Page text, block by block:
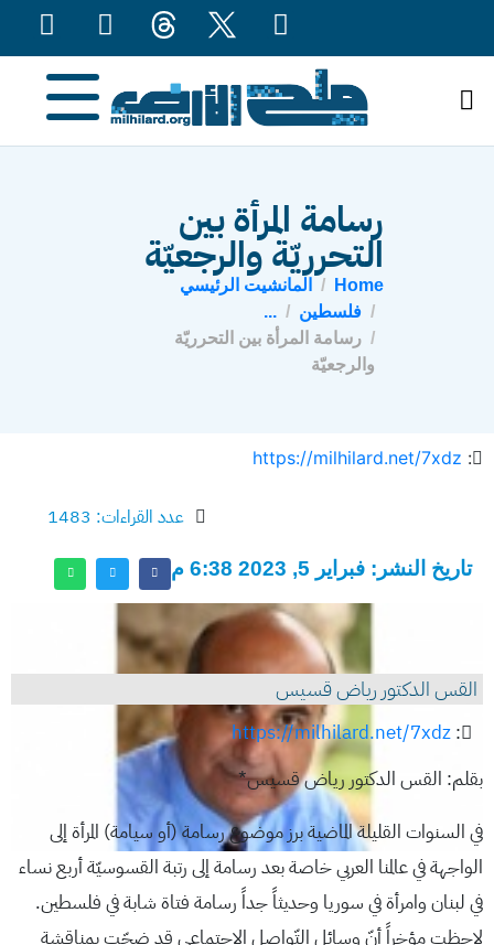
رسامة المرأة بين
التحرريّة والرجعيّة
Home
المانشيت الرئيسي
فلسطين
...
رسامة المرأة بين التحرريّة
والرجعيّة
:
https://milhilard.net/7xdz
عدد القراءات: 1483
تاريخ النشر: فبراير 5, 2023 6:38 م
القس الدكتور رياض قسيس
:
https://milhilard.net/7xdz
بقلم: القس الدكتور رياض قسيس*
في السنوات القليلة الماضية برز موضوع رسامة (أو سيامة) المرأة إلى
الواجهة في عالمنا العربي خاصة بعد رسامة إلى رتبة القسوسيّة أربع نساء
في لبنان وامرأة في سوريا وحديثاً جداً رسامة فتاة شابة في فلسطين.
لاحظت مؤخراً أنّ وسائل التّواصل الاجتماعي قد ضجّت بمناقشة